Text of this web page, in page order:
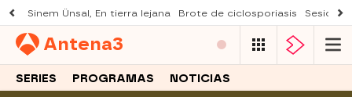
Sinem Ünsal, En tierra lejana Brote de ciclosporiasis Sesión
Antena3
SERIES PROGRAMAS NOTICIAS